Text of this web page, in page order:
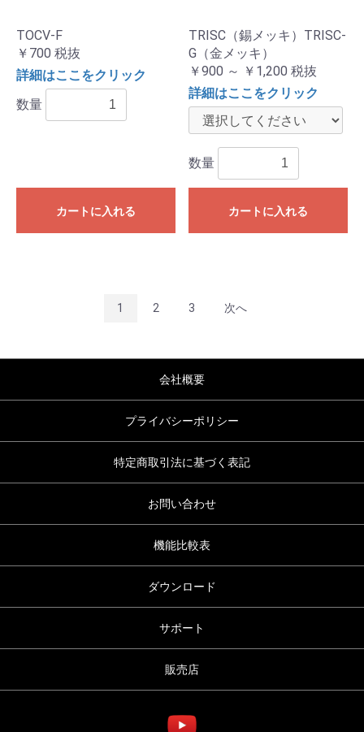
TOCV-F
￥700 税抜
詳細はここをクリック
数量
カートに入れる
TRISC（錫メッキ）TRISC-
G（金メッキ）
￥900 ～ ￥1,200 税抜
詳細はここをクリック
数量
カートに入れる
1 2 3 次へ
会社概要
プライバシーポリシー
特定商取引法に基づく表記
お問い合わせ
機能比較表
ダウンロード
サポート
販売店